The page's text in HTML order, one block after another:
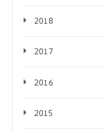
2018
2017
2016
2015